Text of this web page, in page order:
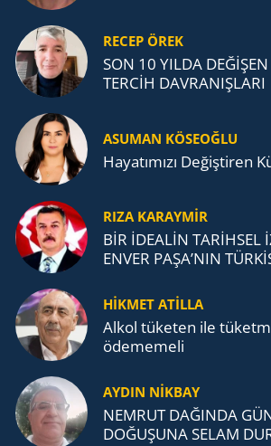
RECEP ÖREK
SON 10 YILDA
TERCİH DAVRANIŞLARI
ASUMAN KÖSEOĞLU
Ha­ya­tı­mı­zı De­ğiş­ti­ren
RIZA KARAYMIR
BİR İDEALİN TARİHSEL
ENVER PAŞA’NIN
TEŞKİLATI’NA UZANAN
HİKMET ATİLLA
Alkol tü­ke­ten ile
öde­me­me­li
AYDIN NİKBAY
NEMRUT DAĞINDA
DOĞUŞUNA SELAM